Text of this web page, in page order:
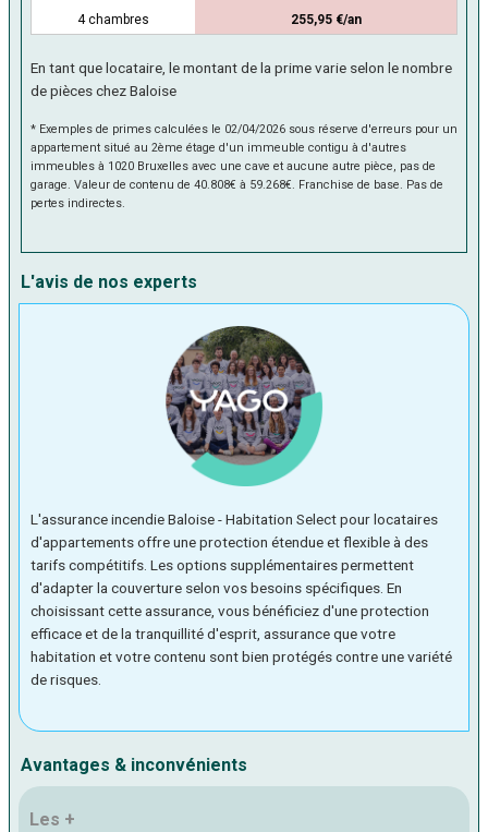
4 chambres
255,95 €/an
En tant que locataire, le montant de la prime varie selon le nombre
de pièces chez Baloise
* Exemples de primes calculées le 02/04/2026 sous réserve d'erreurs pour un
appartement situé au 2ème étage d'un immeuble contigu à d'autres
immeubles à 1020 Bruxelles avec une cave et aucune autre pièce, pas de
garage. Valeur de contenu de 40.808€ à 59.268€. Franchise de base. Pas de
pertes indirectes.
L'avis de nos experts
L'assurance incendie Baloise - Habitation Select pour locataires
d'appartements offre une protection étendue et flexible à des
tarifs compétitifs. Les options supplémentaires permettent
d'adapter la couverture selon vos besoins spécifiques. En
choisissant cette assurance, vous bénéficiez d'une protection
efficace et de la tranquillité d'esprit, assurance que votre
habitation et votre contenu sont bien protégés contre une variété
de risques.
Avantages & inconvénients
Les +